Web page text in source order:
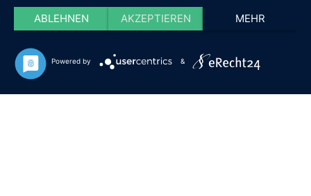
ABLEHNEN AKZEPTIEREN MEHR
Powered by &